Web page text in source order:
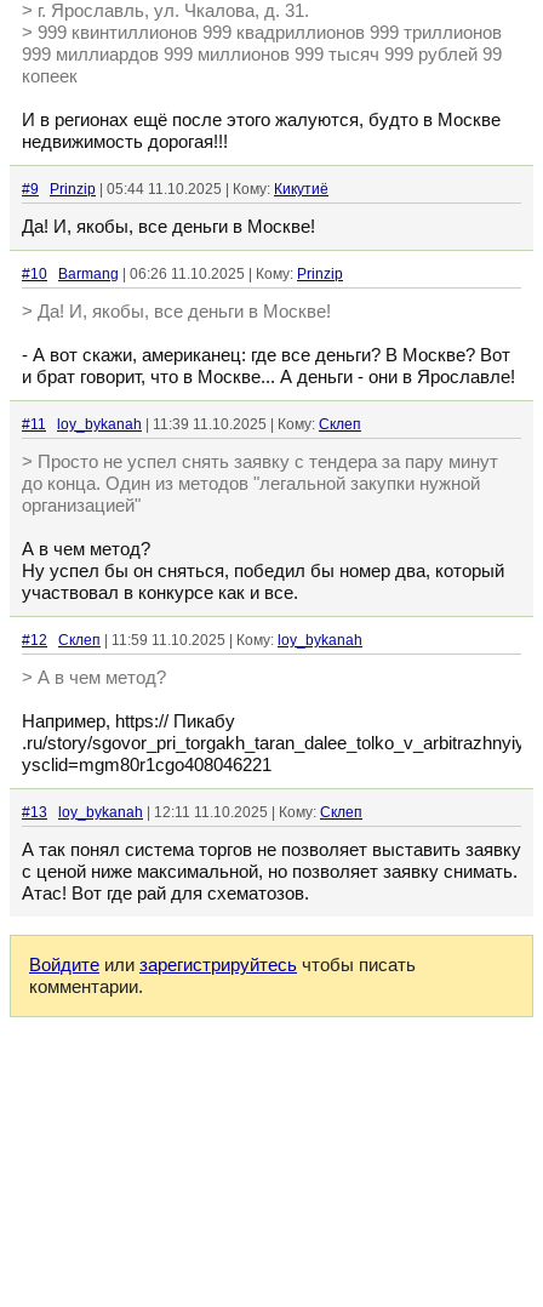
> г. Ярославль, ул. Чкалова, д. 31.
> 999 квинтиллионов 999 квадриллионов 999 триллионов
999 миллиардов 999 миллионов 999 тысяч 999 рублей 99
копеек
И в регионах ещё после этого жалуются, будто в Москве
недвижимость дорогая!!!
#9 Prinzip | 05:44 11.10.2025 | Кому: Кикутиё
Да! И, якобы, все деньги в Москве!
#10 Barmang | 06:26 11.10.2025 | Кому: Prinzip
> Да! И, якобы, все деньги в Москве!
- А вот скажи, американец: где все деньги? В Москве? Вот
и брат говорит, что в Москве... А деньги - они в Ярославле!
#11 loy_bykanah | 11:39 11.10.2025 | Кому: Склеп
> Просто не успел снять заявку с тендера за пару минут
до конца. Один из методов "легальной закупки нужной
организацией"
А в чем метод?
Ну успел бы он сняться, победил бы номер два, который
участвовал в конкурсе как и все.
#12 Склеп | 11:59 11.10.2025 | Кому: loy_bykanah
> А в чем метод?
Например, https:// Пикабу
.ru/story/
ysclid=mgm80r1cgo408046221
#13 loy_bykanah | 12:11 11.10.2025 | Кому: Склеп
А так понял система торгов не позволяет выставить заявку
с ценой ниже максимальной, но позволяет заявку снимать.
Атас! Вот где рай для схематозов.
Войдите или зарегистрируйтесь чтобы писать
комментарии.